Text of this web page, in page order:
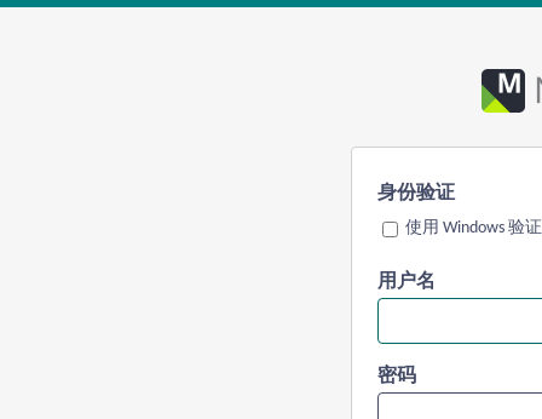
身份验证
使用 Windows 验证
用户名
密码